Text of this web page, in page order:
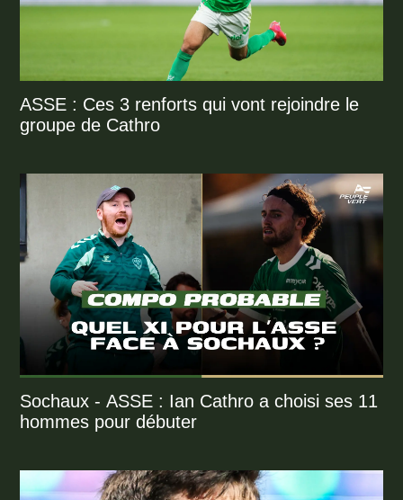
ASSE : Ces 3 renforts qui vont rejoindre le
groupe de Cathro
Sochaux - ASSE : Ian Cathro a choisi ses 11
hommes pour débuter